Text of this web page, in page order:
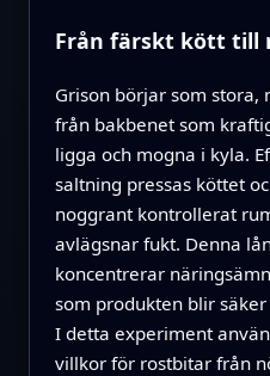
Från färskt kött till
Grison börjar som stora,
från bakbenet som
ligga och mogna i kyla.
saltning pressas köttet
noggrant kontrollerat
avlägsnar fukt. Denna
koncentrerar
som produkten blir
I detta experiment
villkor för rostbitar från